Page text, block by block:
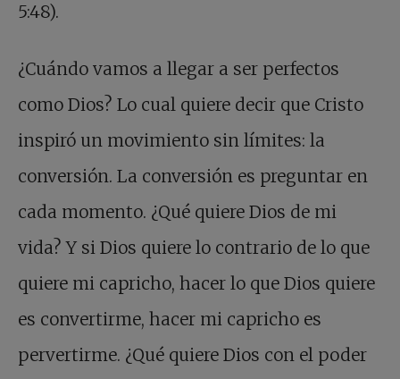
5:48).
¿Cuándo vamos a llegar a ser perfectos
como Dios? Lo cual quiere decir que Cristo
inspiró un movimiento sin límites: la
conversión. La conversión es preguntar en
cada momento. ¿Qué quiere Dios de mi
vida? Y si Dios quiere lo contrario de lo que
quiere mi capricho, hacer lo que Dios quiere
es convertirme, hacer mi capricho es
pervertirme. ¿Qué quiere Dios con el poder